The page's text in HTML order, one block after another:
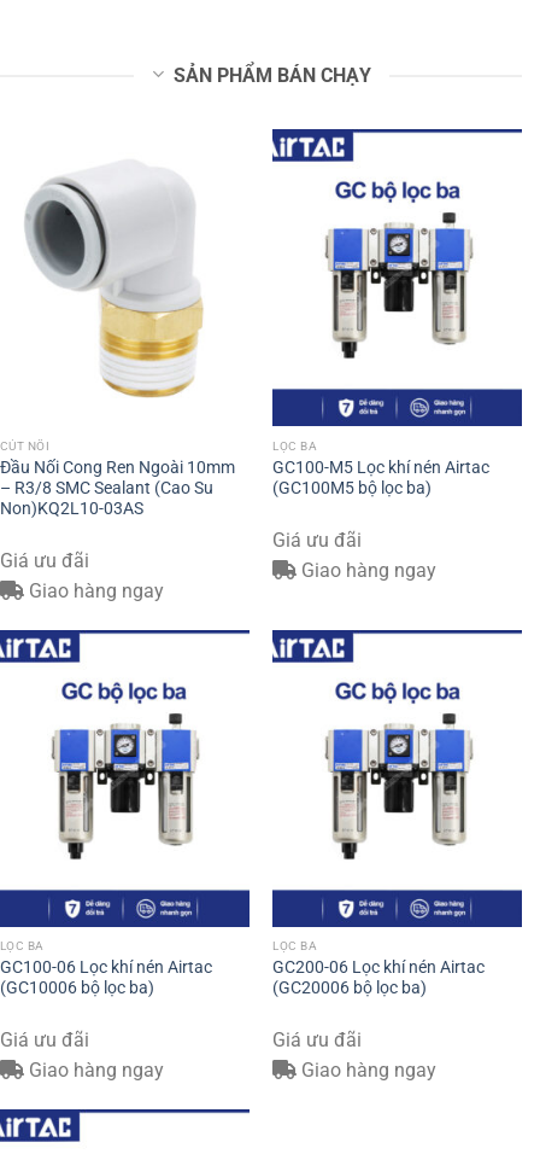
SẢN PHẨM BÁN CHẠY
CÚT NỐI
Đầu Nối Cong Ren Ngoài 10mm
– R3/8 SMC Sealant (Cao Su
Non)KQ2L10-03AS
Giá ưu đãi
Giao hàng ngay
LỌC BA
GC100-M5 Lọc khí nén Airtac
(GC100M5 bộ lọc ba)
Giá ưu đãi
Giao hàng ngay
LỌC BA
GC100-06 Lọc khí nén Airtac
(GC10006 bộ lọc ba)
Giá ưu đãi
Giao hàng ngay
LỌC BA
GC200-06 Lọc khí nén Airtac
(GC20006 bộ lọc ba)
Giá ưu đãi
Giao hàng ngay